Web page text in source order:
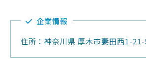
企業情報
住所：神奈川県 厚木市妻田西1-21-